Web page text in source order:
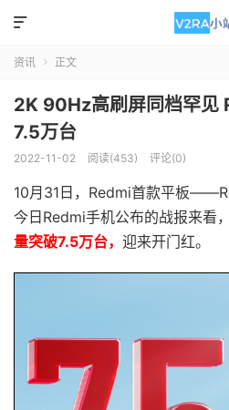

资讯  正文
2K 90Hz高刷屏同档罕见
7.5万台
2022-11-02 阅读(453) 评论(0)
10月31日，Redmi首款平板
今日Redmi手机公布的战报来看，
量突破7.5万台， 迎来开门红。